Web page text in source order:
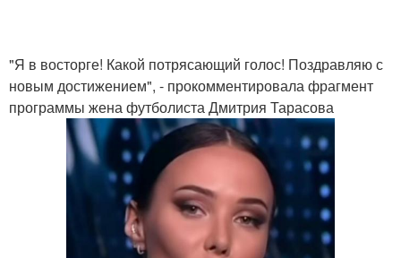
"Я в восторге! Какой потрясающий голос! Поздравляю с
новым достижением", - прокомментировала фрагмент
программы жена футболиста Дмитрия Тарасова